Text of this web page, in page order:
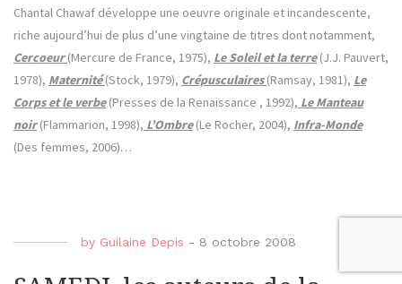
Chantal Chawaf développe une oeuvre originale et incandescente,
riche aujourd’hui de plus d’une vingtaine de titres dont notamment,
Cercoeur(Mercure de France, 1975), Le Soleil et la terre(J.J. Pauvert,
1978), Maternité(Stock, 1979), Crépusculaires(Ramsay, 1981), Le
Corps et le verbe(Presses de la Renaissance , 1992), Le Manteau
noir(Flammarion, 1998), L’Ombre(Le Rocher, 2004), Infra-Monde
(Des femmes, 2006)…
by Guilaine Depis - 8 octobre 2008